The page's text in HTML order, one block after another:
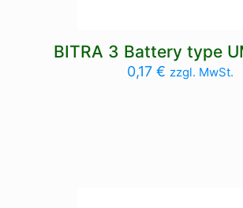
BITRA 3 Battery type
0,17 € zzgl. MwSt.